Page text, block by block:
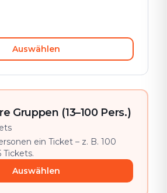
Auswählen
Gruppen (13–100 Pers.)
ein Ticket – z. B. 100
Tickets.
Auswählen